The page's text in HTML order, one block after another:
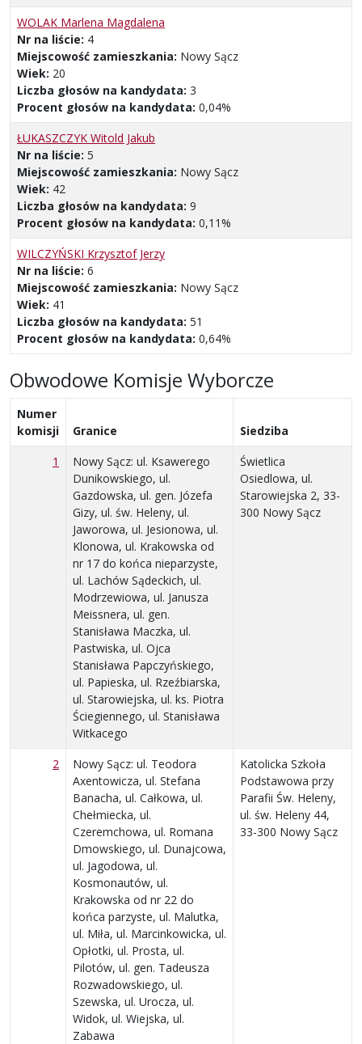
WOLAK Marlena Magdalena
Nr na liście: 4
Miejscowość zamieszkania: Nowy Sącz
Wiek: 20
Liczba głosów na kandydata: 3
Procent głosów na kandydata: 0,04%
ŁUKASZCZYK Witold Jakub
Nr na liście: 5
Miejscowość zamieszkania: Nowy Sącz
Wiek: 42
Liczba głosów na kandydata: 9
Procent głosów na kandydata: 0,11%
WILCZYŃSKI Krzysztof Jerzy
Nr na liście: 6
Miejscowość zamieszkania: Nowy Sącz
Wiek: 41
Liczba głosów na kandydata: 51
Procent głosów na kandydata: 0,64%
Obwodowe Komisje Wyborcze
Numer
komisji
Granice
Siedziba
1
Nowy Sącz: ul. Ksawerego
Dunikowskiego, ul.
Gazdowska, ul. gen. Józefa
Gizy, ul. św. Heleny, ul.
Jaworowa, ul. Jesionowa, ul.
Klonowa, ul. Krakowska od
nr 17 do końca nieparzyste,
ul. Lachów Sądeckich, ul.
Modrzewiowa, ul. Janusza
Meissnera, ul. gen.
Stanisława Maczka, ul.
Pastwiska, ul. Ojca
Stanisława Papczyńskiego,
ul. Papieska, ul. Rzeźbiarska,
ul. Starowiejska, ul. ks. Piotra
Ściegiennego, ul. Stanisława
Witkacego
Świetlica
Osiedlowa, ul.
Starowiejska 2, 33-
300 Nowy Sącz
2
Nowy Sącz: ul. Teodora
Axentowicza, ul. Stefana
Banacha, ul. Całkowa, ul.
Chełmiecka, ul.
Czeremchowa, ul. Romana
Dmowskiego, ul. Dunajcowa,
ul. Jagodowa, ul.
Kosmonautów, ul.
Krakowska od nr 22 do
końca parzyste, ul. Malutka,
ul. Miła, ul. Marcinkowicka, ul.
Opłotki, ul. Prosta, ul.
Pilotów, ul. gen. Tadeusza
Rozwadowskiego, ul.
Szewska, ul. Urocza, ul.
Widok, ul. Wiejska, ul.
Zabawa
Katolicka Szkoła
Podstawowa przy
Parafii Św. Heleny,
ul. św. Heleny 44,
33-300 Nowy Sącz